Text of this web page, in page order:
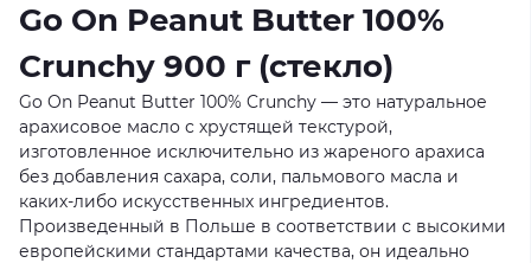
Go On Peanut Butter 100%
Crunchy 900 г (стекло)
Go On Peanut Butter 100% Crunchy — это натуральное
арахисовое масло с хрустящей текстурой,
изготовленное исключительно из жареного арахиса
без добавления сахара, соли, пальмового масла и
каких-либо искусственных ингредиентов.
Произведенный в Польше в соответствии с высокими
европейскими стандартами качества, он идеально